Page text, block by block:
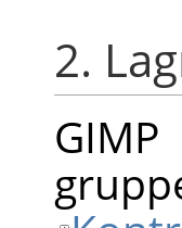
2.
GIMP